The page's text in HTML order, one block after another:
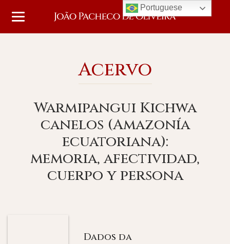
Acervo
Warmipangui Kichwa
canelos (Amazonía
ecuatoriana):
memoria, afectividad,
cuerpo y persona
Dados da
Portuguese